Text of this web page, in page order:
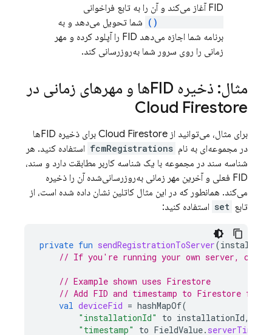
FID آغاز می‌کند و آن را به تابع فراخوانی
شما تحویل می‌دهد و به
برنامه شما اجازه می‌دهد FID را آپلود کرده و مهر
زمانی را روی سرور شما به‌روزرسانی کند.
مثال: ذخیره FIDها و مهرهای زمانی در
Cloud Firestore
برای مثال، می‌توانید از Cloud Firestore
برای ذخیره FIDها
در مجموعه‌ای به نام fcmRegistrations استفاده کنید. هر
شناسه سند در مجموعه با یک شناسه کاربر مطابقت دارد و سند،
FID فعلی و آخرین مهر زمانی به‌روزرسانی‌شده آن را ذخیره
می‌کند. همانطور که در این مثال کاتلین نشان داده شده است، از
تابع set استفاده کنید:
private fun sendRegistrationToServer(
// If you're running your own server, call
// Example shown uses Firestore
// Add FID and timestamp to Firestore for
val deviceFid = hashMapOf(
"installationId"
to installationId,
"timestamp"
to FieldValue.